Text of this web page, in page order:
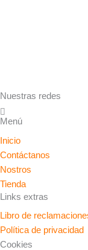
Nuestras redes
Menú
Inicio
Contáctanos
Nostros
Tienda
Links extras
Libro de
Política de privacidad
Cookies